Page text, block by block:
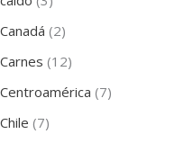
Canadá (2)
Carnes (12)
Centroamérica (7)
Chile (7)